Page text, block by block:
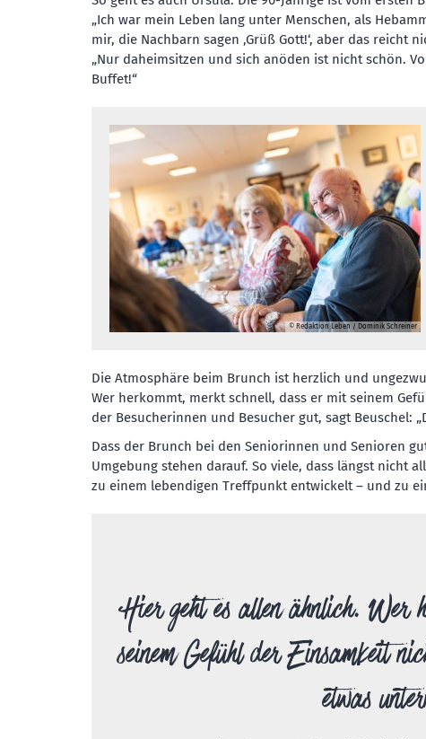
„Ich war mein Leben lang unter Menschen, als
mir, die Nachbarn sagen ‚Grüß Gott!‘, aber das
„Nur daheimsitzen und sich anöden ist nicht schön.
Buffet!“
© Redaktion Leben / Dominik Schreiner
Die Atmosphäre beim Brunch ist herzlich und
Wer herkommt, merkt schnell, dass er mit seinem
der Besucherinnen und Besucher gut, sagt Beuschel:
Dass der Brunch bei den Seniorinnen und Senioren
Umgebung stehen darauf. So viele, dass längst nicht
zu einem lebendigen Treffpunkt entwickelt – und zu
Hier geht es allen ähnlich. Wer
seinem Gefühl der Einsamkeit
etwas